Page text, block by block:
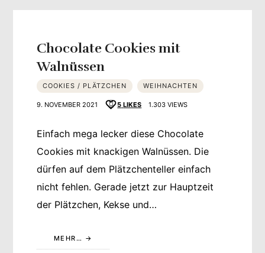
Chocolate Cookies mit
Walnüssen
COOKIES / PLÄTZCHEN WEIHNACHTEN
9. NOVEMBER 2021 5 LIKES 1.303 VIEWS
Einfach mega lecker diese Chocolate
Cookies mit knackigen Walnüssen. Die
dürfen auf dem Plätzchenteller einfach
nicht fehlen. Gerade jetzt zur Hauptzeit
der Plätzchen, Kekse und…
MEHR…